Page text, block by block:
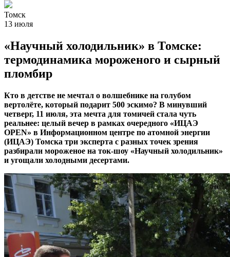
Томск
13 июля
«Научный холодильник» в Томске:
термодинамика мороженого и сырный
пломбир
Кто в детстве не мечтал о волшебнике на голубом
вертолёте, который подарит 500 эскимо? В минувший
четверг, 11 июля, эта мечта для томичей стала чуть
реальнее: целый вечер в рамках очередного «ИЦАЭ
OPEN» в Информационном центре по атомной энергии
(ИЦАЭ) Томска три эксперта с разных точек зрения
разбирали мороженое на ток-шоу «Научный холодильник»
и угощали холодными десертами.